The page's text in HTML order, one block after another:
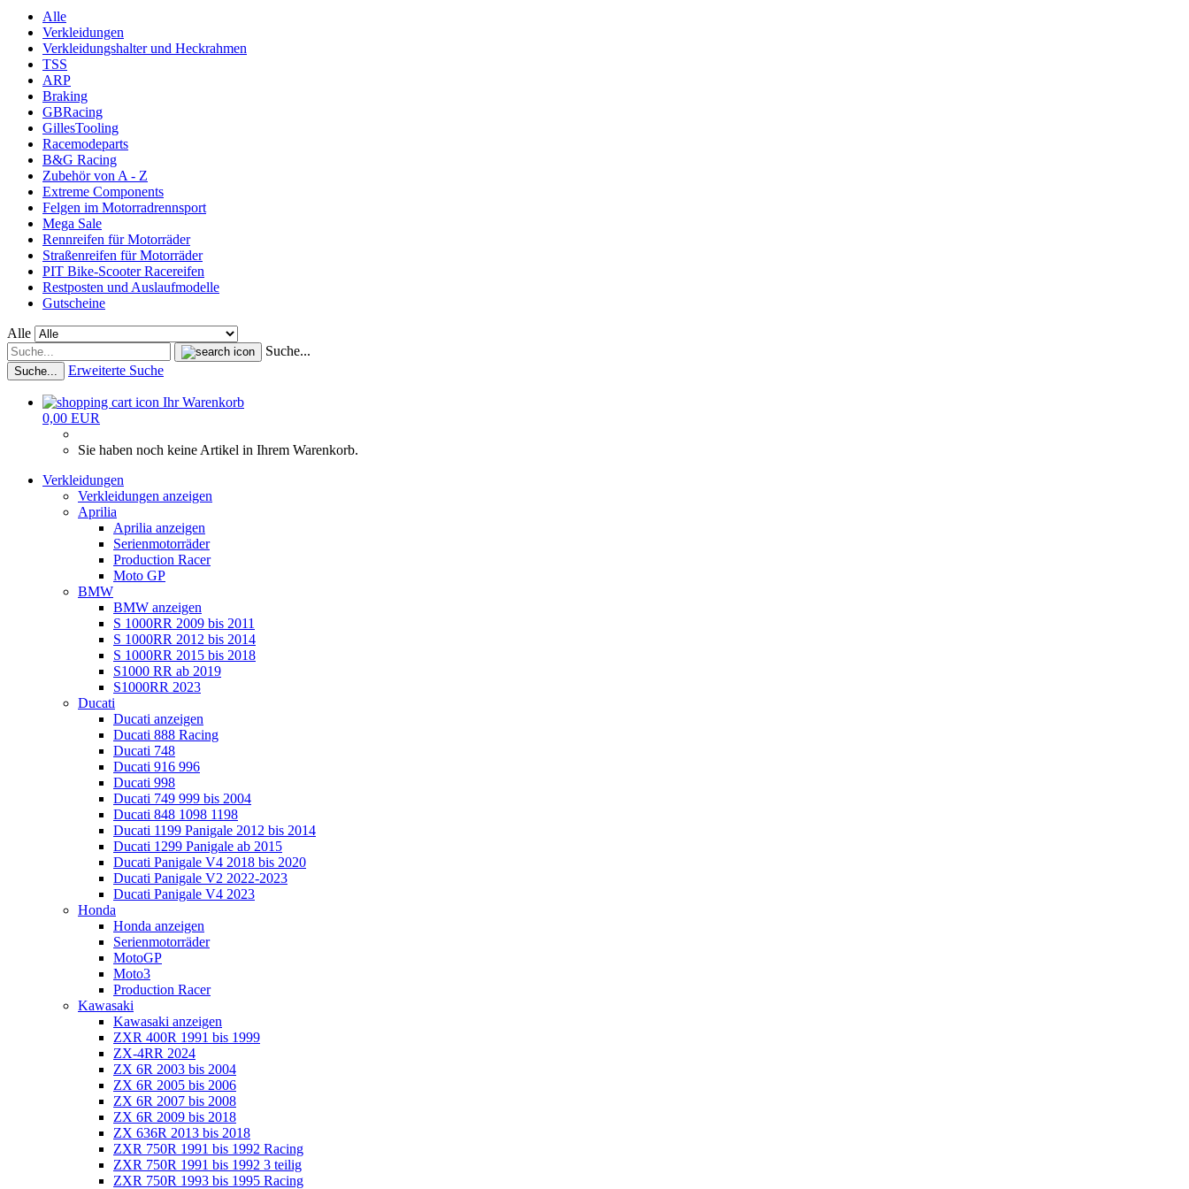
Alle
Verkleidungen
Verkleidungshalter und Heckrahmen
TSS
ARP
Braking
GBRacing
GillesTooling
Racemodeparts
B&G Racing
Zubehör von A - Z
Extreme Components
Felgen im Motorradrennsport
Mega Sale
Rennreifen für Motorräder
Straßenreifen für Motorräder
PIT Bike-Scooter Racereifen
Restposten und Auslaufmodelle
Gutscheine
Alle
Suche...
Suche... Erweiterte Suche
Ihr Warenkorb
0,00 EUR
Sie haben noch keine Artikel in Ihrem Warenkorb.
Verkleidungen
Verkleidungen anzeigen
Aprilia
Aprilia anzeigen
Serienmotorräder
Production Racer
Moto GP
BMW
BMW anzeigen
S 1000RR 2009 bis 2011
S 1000RR 2012 bis 2014
S 1000RR 2015 bis 2018
S1000 RR ab 2019
S1000RR 2023
Ducati
Ducati anzeigen
Ducati 888 Racing
Ducati 748
Ducati 916 996
Ducati 998
Ducati 749 999 bis 2004
Ducati 848 1098 1198
Ducati 1199 Panigale 2012 bis 2014
Ducati 1299 Panigale ab 2015
Ducati Panigale V4 2018 bis 2020
Ducati Panigale V2 2022-2023
Ducati Panigale V4 2023
Honda
Honda anzeigen
Serienmotorräder
MotoGP
Moto3
Production Racer
Kawasaki
Kawasaki anzeigen
ZXR 400R 1991 bis 1999
ZX-4RR 2024
ZX 6R 2003 bis 2004
ZX 6R 2005 bis 2006
ZX 6R 2007 bis 2008
ZX 6R 2009 bis 2018
ZX 636R 2013 bis 2018
ZXR 750R 1991 bis 1992 Racing
ZXR 750R 1991 bis 1992 3 teilig
ZXR 750R 1993 bis 1995 Racing